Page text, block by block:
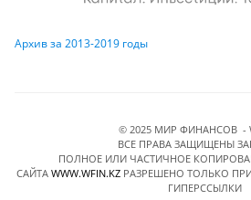
Архив за 2013-2019 годы
© 2025 МИР ФИНАНСОВ -
ВСЕ ПРАВА ЗАЩИЩЕНЫ
ПОЛНОЕ ИЛИ ЧАСТИЧНОЕ
САЙТА WWW.WFIN.KZРАЗРЕШЕНО ТОЛЬКО
ГИПЕРССЫЛКИ